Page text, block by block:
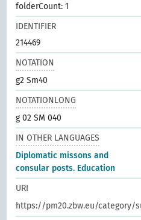
folderCount: 1
IDENTIFIER
214469
NOTATION
g2 Sm40
NOTATIONLONG
g 02 SM 040
IN OTHER LANGUAGES
Diplomatic missons and
consular posts. Education
URI
https://pm20.zbw.eu/category/